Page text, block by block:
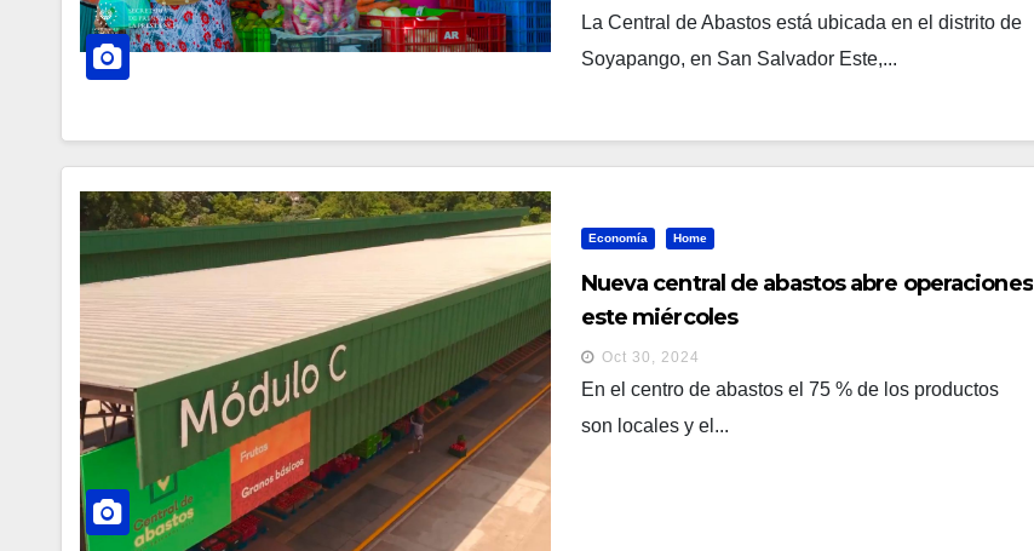
La Central de Abastos está ubicada en el distrito de
Soyapango, en San Salvador Este,...
Economía Home
Nueva central de abastos abre operaciones
este miércoles
Oct 30, 2024
En el centro de abastos el 75 % de los productos
son locales y el...